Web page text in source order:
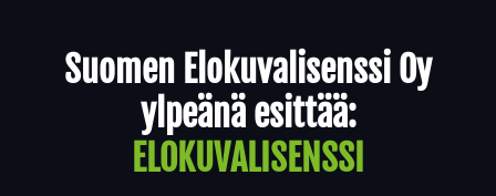
Suomen Elokuvalisenssi Oy
ylpeänä esittää:
ELOKUVALISENSSI